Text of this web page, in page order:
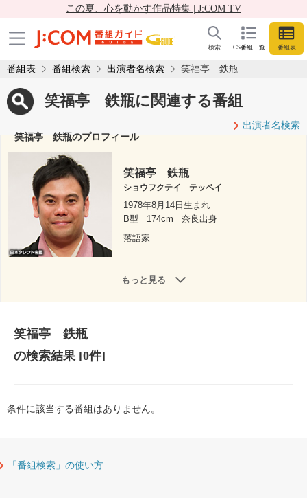
この夏、心を動かす作品特集 | J:COM TV
CS番組一覧 番組表
検索
番組表 番組検索 出演者名検索 笑福亭 鉄瓶
笑福亭 鉄瓶に関連する番組
出演者名検索
笑福亭 鉄瓶のプロフィール
笑福亭 鉄瓶
ショウフクテイ テッペイ
1978年8月14日生まれ
B型
174cm
奈良出身
落語家
もっと見る
笑福亭 鉄瓶
の検索結果[0件]
条件に該当する番組はありません。
「番組検索」の使い方